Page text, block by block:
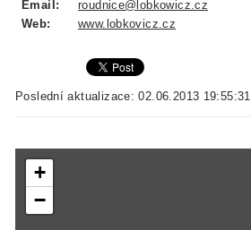
Email:
roudnice@lobkowicz.cz
Web:
www.lobkovicz.cz
Poslední aktualizace: 02.06.2013 19:55:31
+
−